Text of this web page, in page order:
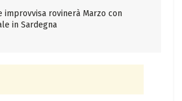
improvvisa rovinerà Marzo con
in Sardegna